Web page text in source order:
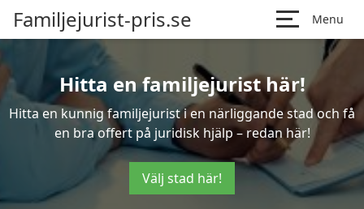
Familjejurist-pris.se Menu
Hitta en familjejurist här!
Hitta en kunnig familjejurist i en närliggande stad och få
en bra offert på juridisk hjälp – redan här!
Välj stad här!